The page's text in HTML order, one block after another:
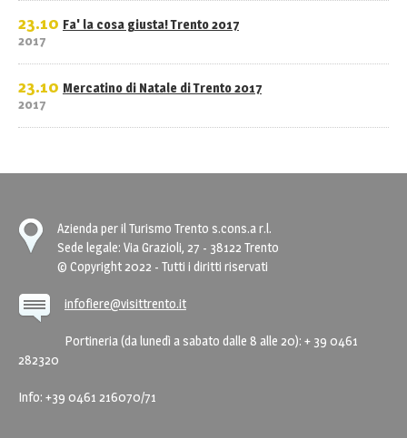
23.10
2017
Fa' la cosa giusta! Trento 2017
23.10
2017
Mercatino di Natale di Trento 2017
Azienda per il Turismo Trento s.cons.a r.l.
Sede legale: Via Grazioli, 27 - 38122 Trento
© Copyright 2022 - Tutti i diritti riservati
infofiere@visittrento.it
Portineria (da lunedì a sabato dalle 8 alle 20): + 39 0461
282320
Info: +39 0461 216070/71